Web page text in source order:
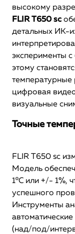
высокому
FLIR T650 sc
детальных ИК-
эксперименты
этому
температурные
цифровая
визуальные
Точные
FLIR T650 sc
Модель
1ºC или +/- 1%,
успешного
Инструменты
(над/под/